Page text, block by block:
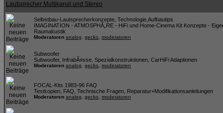
Lautsprecher Multikanal und Stereo
Selbstbau-Lautsprecherkonzepte, Technologie,Aufbautips
IMAGINATION - ATMOSPHÃ„RE - HiFi und Home-Cinema Kit Konzepte -
Raumakustik
Moderatoren analog gecko moderatoren
Subwoofer
Subwoofer, InfrabÃ¤sse, Spezialkonstruktionen, CarHiFi Adaptionen
Moderatoren analog gecko moderatoren
FOCAL-Kits 1983-96 FAQ
Testkopien, FAQ, Technische Fragen, Reparatur+Modifikationsanleitungen
Moderatoren analog gecko moderatoren